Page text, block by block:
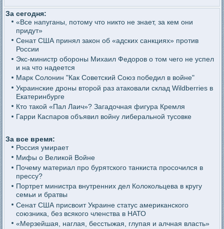
За сегодня:
«Все напуганы, потому что никто не знает, за кем они
придут»
Сенат США принял закон об «адских санкциях» против
России
Экс-министр обороны Михаил Федоров о том чего не успел
и на что надеется
Марк Солонин "Как Советский Союз победил в войне"
Украинские дроны второй раз атаковали склад Wildberries в
Екатеринбурге
Кто такой «Пал Лаич»? Загадочная фигура Кремля
Гарри Каспаров объявил войну либеральной тусовке
За все время:
Россия умирает
Мифы о Великой Войне
Почему материал про бурятского танкиста просочился в
прессу?
Портрет министра внутренних дел Колокольцева в кругу
семьи и братвы
Сенат США присвоит Украине статус американского
союзника, без всякого членства в НАТО
«Мерзейшая, наглая, бесстыжая, глупая и алчная власть»